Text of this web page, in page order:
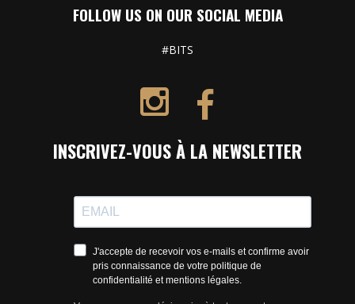
FOLLOW US ON OUR SOCIAL MEDIA
#BITS
INSCRIVEZ-VOUS À LA NEWSLETTER
J'accepte de recevoir vos e-mails et confirme avoir
pris connaissance de votre politique de
confidentialité et mentions légales.